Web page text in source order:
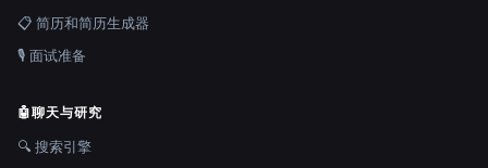
📋 简历和简历生成器
🎙️ 面试准备
🤖聊天与研究
🔍 搜索引擎